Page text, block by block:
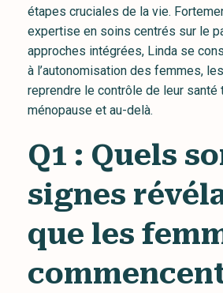
étapes cruciales de la vie.
expertise en soins centrés sur le
approches intégrées, Linda se
à l’autonomisation des femmes,
reprendre le contrôle de leur santé
ménopause et au-delà.
Q1 : Quels
signes
que les